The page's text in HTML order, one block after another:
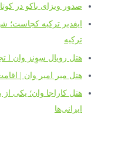
صدور ویزای باکو در
ایغدیر ترکیه کجاست؛
ترکیه
هتل رویال سِوِنز وان l تجربه‌ای لوکس و راحت در دل شهر وان
هتل میر امیر وان |
ایرانی‌ها